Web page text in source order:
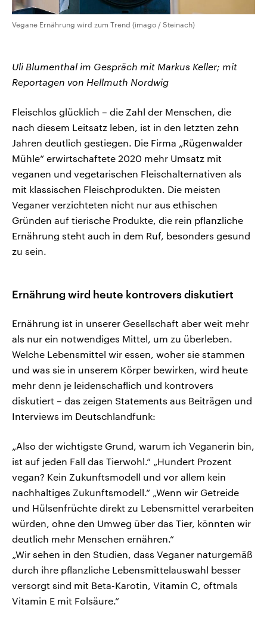
Vegane Ernährung wird zum Trend (imago / Steinach)
Uli Blumenthal im Gespräch mit Markus Keller; mit
Reportagen von Hellmuth Nordwig
Fleischlos glücklich – die Zahl der Menschen, die
nach diesem Leitsatz leben, ist in den letzten zehn
Jahren deutlich gestiegen. Die Firma „Rügenwalder
Mühle“ erwirtschaftete 2020 mehr Umsatz mit
veganen und vegetarischen Fleischalternativen als
mit klassischen Fleischprodukten. Die meisten
Veganer verzichteten nicht nur aus ethischen
Gründen auf tierische Produkte, die rein pflanzliche
Ernährung steht auch in dem Ruf, besonders gesund
zu sein.
Ernährung wird heute kontrovers diskutiert
Ernährung ist in unserer Gesellschaft aber weit mehr
als nur ein notwendiges Mittel, um zu überleben.
Welche Lebensmittel wir essen, woher sie stammen
und was sie in unserem Körper bewirken, wird heute
mehr denn je leidenschaflich und kontrovers
diskutiert – das zeigen Statements aus Beiträgen und
Interviews im Deutschlandfunk:
„Also der wichtigste Grund, warum ich Veganerin bin,
ist auf jeden Fall das Tierwohl.“ „Hundert Prozent
vegan? Kein Zukunftsmodell und vor allem kein
nachhaltiges Zukunftsmodell.“ „Wenn wir Getreide
und Hülsenfrüchte direkt zu Lebensmittel verarbeiten
würden, ohne den Umweg über das Tier, könnten wir
deutlich mehr Menschen ernähren.“
„Wir sehen in den Studien, dass Veganer naturgemäß
durch ihre pflanzliche Lebensmittelauswahl besser
versorgt sind mit Beta-Karotin, Vitamin C, oftmals
Vitamin E mit Folsäure.“